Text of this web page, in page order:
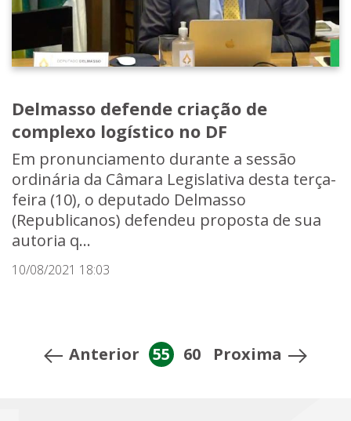
Delmasso defende criação de
complexo logístico no DF
Em pronunciamento durante a sessão
ordinária da Câmara Legislativa desta terça-
feira (10), o deputado Delmasso
(Republicanos) defendeu proposta de sua
autoria q...
10/08/2021 18:03
Anterior 55 60 Proxima